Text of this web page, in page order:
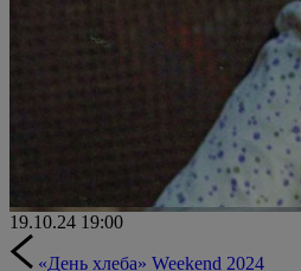
19.10.24 19:00
«День хлеба» Weekend 2024